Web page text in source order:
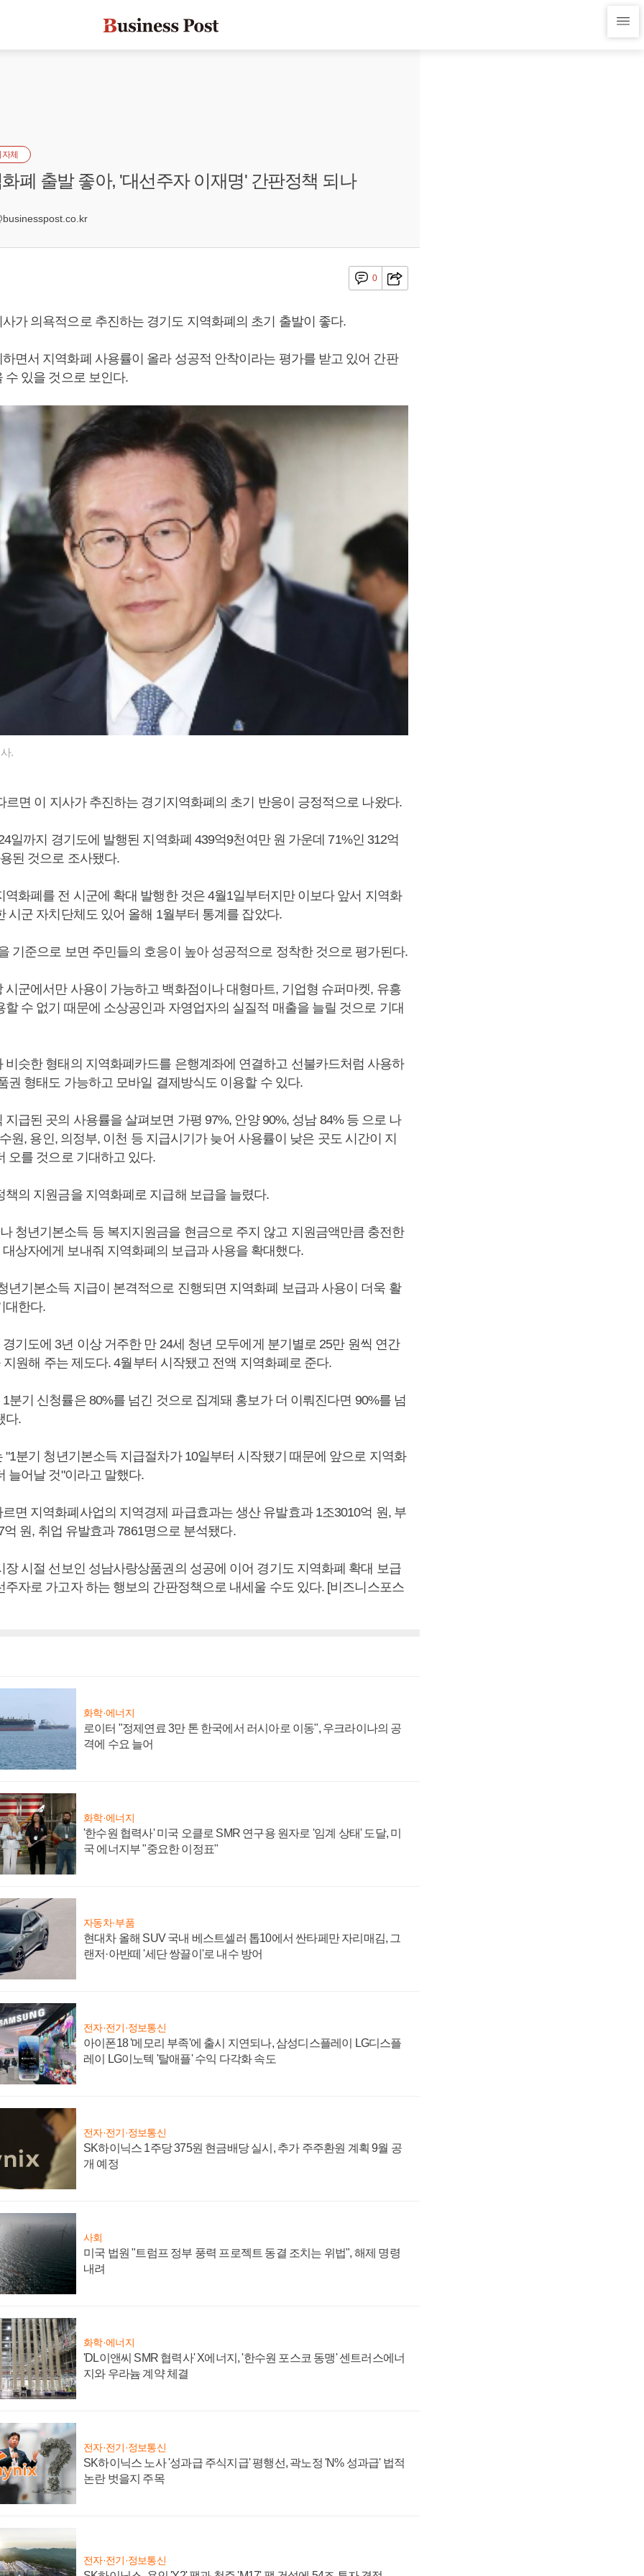
체
폐 출발 좋아, '대선주자 이재명' 간판정책 되나
0
가 의욕적으로 추진하는 경기도 지역화폐의 초기 출발이 좋다.
면서 지역화폐 사용률이 올라 성공적 안착이라는 평가를 받고 있어 간판
수 있을 것으로 보인다.
.
르면 이 지사가 추진하는 경기지역화폐의 초기 반응이 긍정적으로 나왔다.
일까지 경기도에 발행된 지역화폐 439억9천여만 원 가운데 71%인 312억
된 것으로 조사됐다.
역화폐를 전 시군에 확대 발행한 것은 4월1일부터지만 이보다 앞서 지역화
시군 자치단체도 있어 올해 1월부터 통계를 잡았다.
기준으로 보면 주민들의 호응이 높아 성공적으로 정착한 것으로 평가된다.
시군에서만 사용이 가능하고 백화점이나 대형마트, 기업형 슈퍼마켓, 유흥
할 수 없기 때문에 소상공인과 자영업자의 실질적 매출을 늘릴 것으로 기대
비슷한 형태의 지역화폐카드를 은행계좌에 연결하고 선불카드처럼 사용하
권 형태도 가능하고 모바일 결제방식도 이용할 수 있다.
지급된 곳의 사용률을 살펴보면 가평 97%, 안양 90%, 성남 84% 등 으로 나
원, 용인, 의정부, 이천 등 지급시기가 늦어 사용률이 낮은 곳도 시간이 지
오를 것으로 기대하고 있다.
책의 지원금을 지역화폐로 지급해 보급을 늘렸다.
청년기본소득 등 복지지원금을 현금으로 주지 않고 지원금액만큼 충전한
상자에게 보내줘 지역화폐의 보급과 사용을 확대했다.
년기본소득 지급이 본격적으로 진행되면 지역화폐 보급과 사용이 더욱 활
대한다.
기도에 3년 이상 거주한 만 24세 청년 모두에게 분기별로 25만 원씩 연간
원해 주는 제도다. 4월부터 시작됐고 전액 지역화폐로 준다.
분기 신청률은 80%를 넘긴 것으로 집계돼 홍보가 더 이뤄진다면 90%를 넘
다.
"1분기 청년기본소득 지급절차가 10일부터 시작됐기 때문에 앞으로 지역화
늘어날 것"이라고 말했다.
면 지역화폐사업의 지역경제 파급효과는 생산 유발효과 1조3010억 원, 부
원, 취업 유발효과 7861명으로 분석됐다.
장 시절 선보인 성남사랑상품권의 성공에 이어 경기도 지역화폐 확대 보급
주자로 가고자 하는 행보의 간판정책으로 내세울 수도 있다. [비즈니스포스
화학·에너지
로이터 "정제연료 3만 톤 한국에서 러시아로 이동", 우크라이나의 공
격에 수요 늘어
화학·에너지
'한수원 협력사' 미국 오클로 SMR 연구용 원자로 '임계 상태' 도달, 미
국 에너지부 "중요한 이정표"
자동차·부품
현대차 올해 SUV 국내 베스트셀러 톱10에서 싼타페만 자리매김, 그
랜저·아반떼 '세단 쌍끌이'로 내수 방어
전자·전기·정보통신
아이폰18 '메모리 부족'에 출시 지연되나, 삼성디스플레이 LG디스플
레이 LG이노텍 '탈애플' 수익 다각화 속도
전자·전기·정보통신
SK하이닉스 1주당 375원 현금배당 실시, 추가 주주환원 계획 9월 공
개 예정
사회
미국 법원 "트럼프 정부 풍력 프로젝트 동결 조치는 위법", 해제 명령
내려
화학·에너지
'DL이앤씨 SMR 협력사' X에너지, '한수원 포스코 동맹' 센트러스에너
지와 우라늄 계약 체결
전자·전기·정보통신
SK하이닉스 노사 '성과급 주식지급' 평행선, 곽노정 'N% 성과급' 법적
논란 벗을지 주목
전자·전기·정보통신